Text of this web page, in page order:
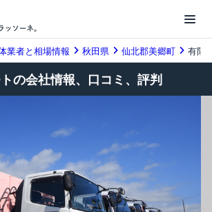
業者と相場情報 秋田県 仙北郡美郷町 有限
の会社情報、口コミ、評判